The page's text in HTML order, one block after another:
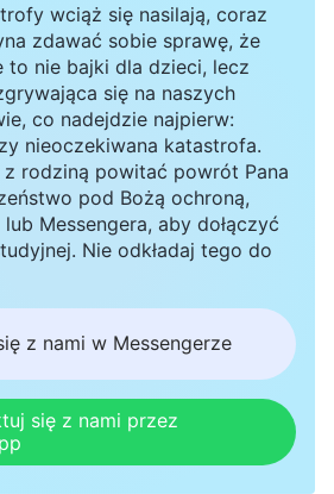
wciąż się nasilają, coraz
zdawać sobie sprawę, że
to nie bajki dla dzieci, lecz
się na naszych
co nadejdzie najpierw:
nieoczekiwana katastrofa.
rodziną powitać powrót Pana
pod Bożą ochroną,
Messengera, aby dołączyć
Nie odkładaj tego do
z nami w Messengerze
się z nami przez